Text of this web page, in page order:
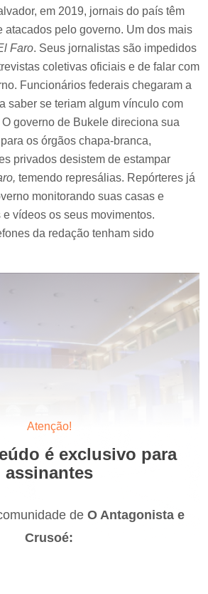
Atenção!
é exclusivo para
assinantes
de O Antagonista e
Crusoé:
em 2019, jornais do país têm
atacados pelo governo. Um dos mais
Faro. Seus jornalistas são impedidos
coletivas oficiais e de falar com
Funcionários federais chegaram a
saber se teriam algum vínculo com
governo de Bukele direciona sua
os órgãos chapa-branca,
privados desistem de estampar
temendo represálias. Repórteres já
monitorando suas casas e
vídeos os seus movimentos.
da redação tenham sido